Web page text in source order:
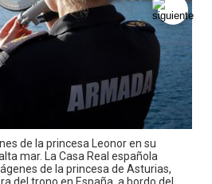
de la princesa Leonor en su
mar. La Casa Real española
de la princesa de Asturias,